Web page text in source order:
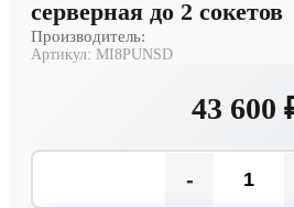
серверная до 2 сокетов
Производитель:
Артикул: MI8PUNSD
43 600
-